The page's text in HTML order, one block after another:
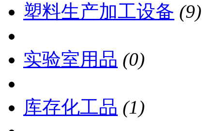
塑料生产加工设备 (9)
实验室用品 (0)
库存化工品 (1)